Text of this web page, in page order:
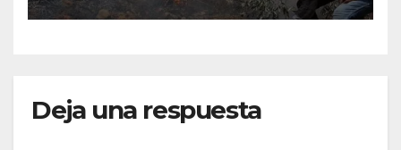
Deja una respuesta